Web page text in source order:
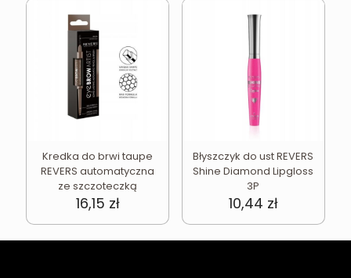
Kredka do brwi taupe
REVERS automatyczna
ze szczoteczką
16,15 zł
Błyszczyk do ust REVERS
Shine Diamond Lipgloss
3P
10,44 zł